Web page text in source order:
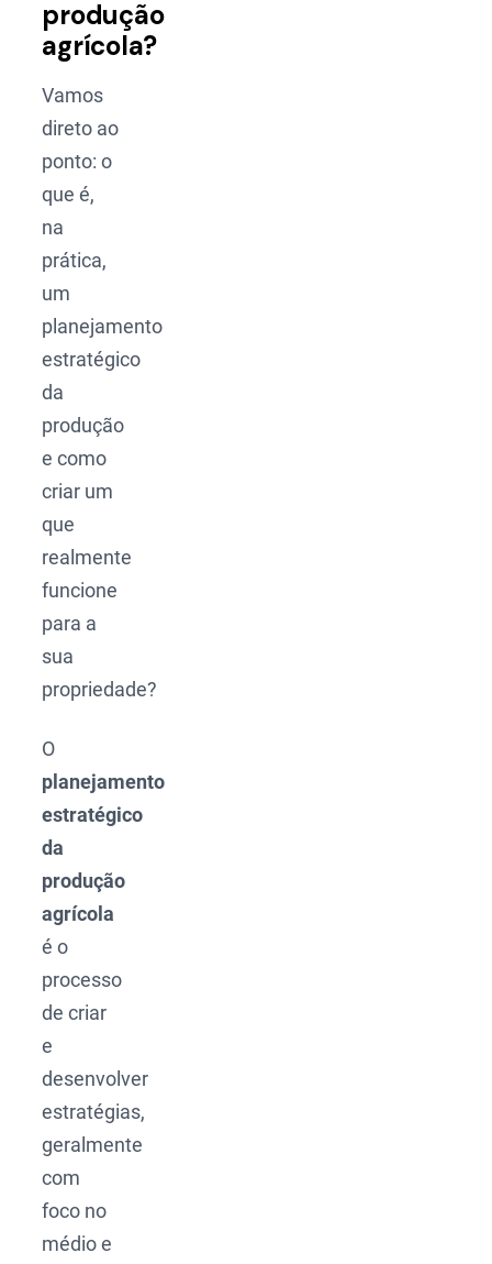
produção
agrícola?
Vamos
direto ao
ponto: o
que é,
na
prática,
um
planejamento
estratégico
da
produção
e como
criar um
que
realmente
funcione
para a
sua
propriedade?
O
planejamento
estratégico
da
produção
agrícola
é o
processo
de criar
e
desenvolver
estratégias,
geralmente
com
foco no
médio e